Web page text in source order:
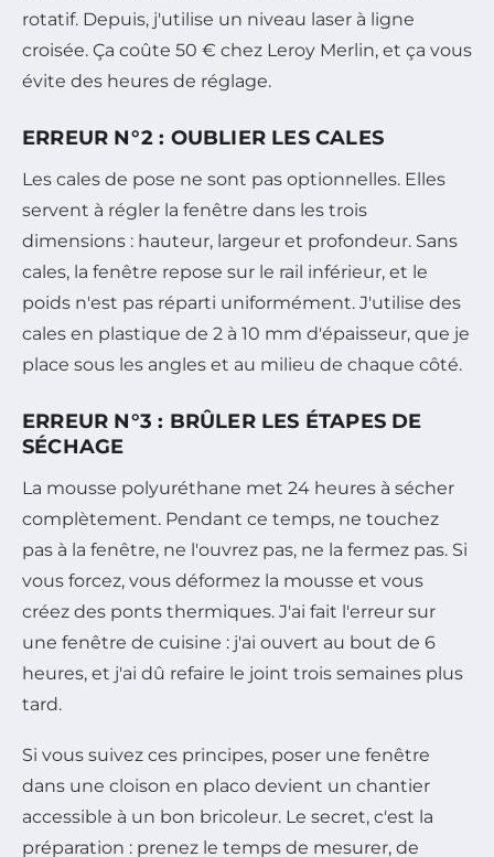
rotatif. Depuis, j'utilise un niveau laser à ligne
croisée. Ça coûte 50 € chez Leroy Merlin, et ça vous
évite des heures de réglage.
ERREUR N°2 : OUBLIER LES CALES
Les cales de pose ne sont pas optionnelles. Elles
servent à régler la fenêtre dans les trois
dimensions : hauteur, largeur et profondeur. Sans
cales, la fenêtre repose sur le rail inférieur, et le
poids n'est pas réparti uniformément. J'utilise des
cales en plastique de 2 à 10 mm d'épaisseur, que je
place sous les angles et au milieu de chaque côté.
ERREUR N°3 : BRÛLER LES ÉTAPES DE
SÉCHAGE
La mousse polyuréthane met 24 heures à sécher
complètement. Pendant ce temps, ne touchez
pas à la fenêtre, ne l'ouvrez pas, ne la fermez pas. Si
vous forcez, vous déformez la mousse et vous
créez des ponts thermiques. J'ai fait l'erreur sur
une fenêtre de cuisine : j'ai ouvert au bout de 6
heures, et j'ai dû refaire le joint trois semaines plus
tard.
Si vous suivez ces principes, poser une fenêtre
dans une cloison en placo devient un chantier
accessible à un bon bricoleur. Le secret, c'est la
préparation : prenez le temps de mesurer, de